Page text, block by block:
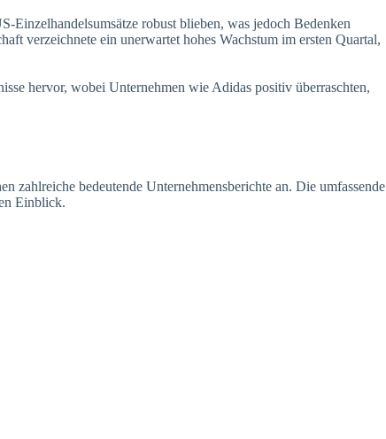
Einzelhandelsumsätze robust blieben, was jedoch Bedenken
verzeichnete ein unerwartet hohes Wachstum im ersten Quartal,
hervor, wobei Unternehmen wie Adidas positiv überraschten,
zahlreiche bedeutende Unternehmensberichte an. Die umfassende
Einblick.